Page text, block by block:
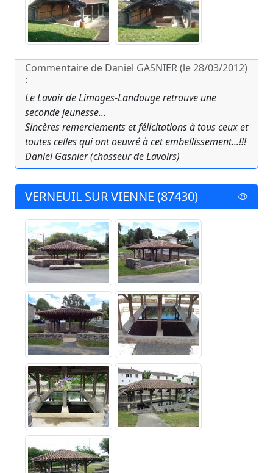
Commentaire de Daniel GASNIER (le 28/03/2012)
:
Le Lavoir de Limoges-Landouge retrouve une
seconde jeunesse...
Sincères remerciements et félicitations à tous ceux et
toutes celles qui ont oeuvré à cet embellissement...!!!
Daniel Gasnier (chasseur de Lavoirs)
VERNEUIL SUR VIENNE (87430)